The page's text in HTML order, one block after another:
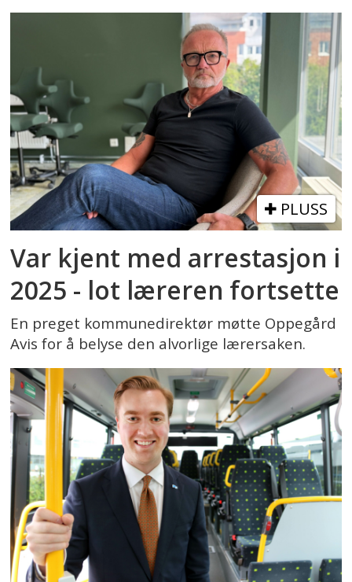
PLUSS
Var kjent med arrestasjon i
2025 - lot læreren fortsette
En preget kommunedirektør møtte Oppegård
Avis for å belyse den alvorlige lærersaken.